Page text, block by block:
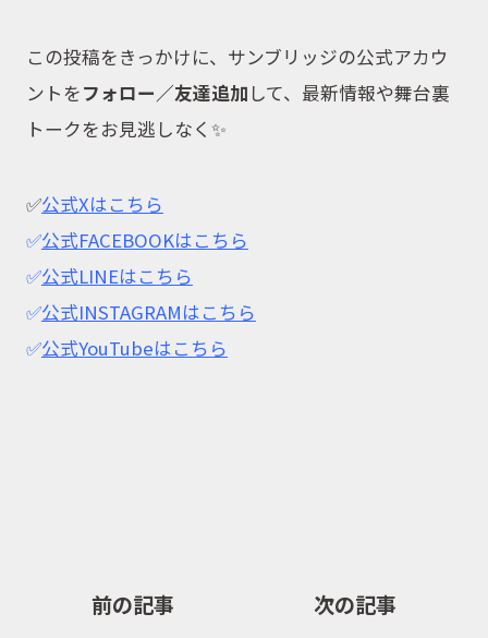
取扱商品
取扱ブランド
この投稿をきっかけに、サンブリッジの公式アカウ
ントをフォロー／友達追加 して、最新情報や舞台裏
トークをお見逃しなく✨
✅公式Xはこちら
✅公式FACEBOOKはこちら
✅公式LINEはこちら
✅公式INSTAGRAMはこちら
✅公式YouTubeはこちら
前の記事 次の記事